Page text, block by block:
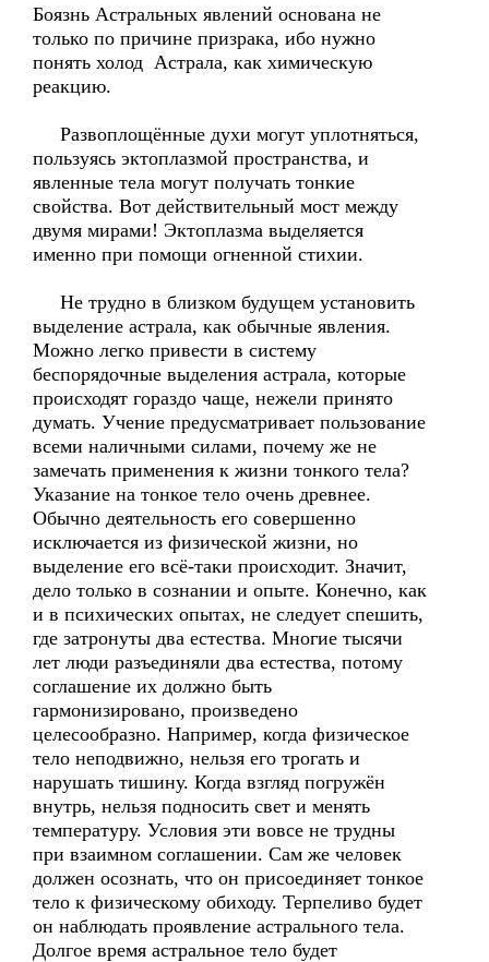
Боязнь Астральных явлений основана не
только по причине призрака, ибо нужно
понять холод Астрала, как химическую
реакцию.
Развоплощённые духи могут уплотняться,
пользуясь эктоплазмой пространства, и
явленные тела могут получать тонкие
свойства. Вот действительный мост между
двумя мирами! Эктоплазма выделяется
именно при помощи огненной стихии.
Не трудно в близком будущем установить
выделение астрала, как обычные явления.
Можно легко привести в систему
беспорядочные выделения астрала, которые
происходят гораздо чаще, нежели принято
думать. Учение предусматривает пользование
всеми наличными силами, почему же не
замечать применения к жизни тонкого тела?
Указание на тонкое тело очень древнее.
Обычно деятельность его совершенно
исключается из физической жизни, но
выделение его всё-таки происходит. Значит,
дело только в сознании и опыте. Конечно, как
и в психических опытах, не следует спешить,
где затронуты два естества. Многие тысячи
лет люди разъединяли два естества, потому
соглашение их должно быть
гармонизировано, произведено
целесообразно. Например, когда физическое
тело неподвижно, нельзя его трогать и
нарушать тишину. Когда взгляд погружён
внутрь, нельзя подносить свет и менять
температуру. Условия эти вовсе не трудны
при взаимном соглашении. Сам же человек
должен осознать, что он присоединяет тонкое
тело к физическому обиходу. Терпеливо будет
он наблюдать проявление астрального тела.
Долгое время астральное тело будет